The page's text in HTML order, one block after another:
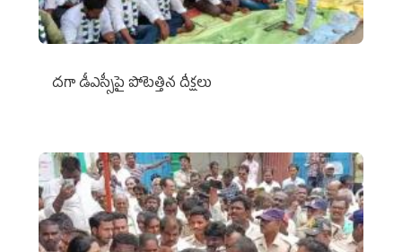
దగా డీఎస్సీపై పోటెత్తిన దీక్షలు